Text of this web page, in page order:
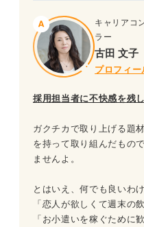
キャリアコ
ラー
古田 文子
プロフィー
採用担当者に不快感を残
ガクチカで取り上げる題
を持って取り組んだもの
ませんよ。
とはいえ、何でも良いわ
「恋人が欲しくて週末の
「お小遣いを稼ぐために